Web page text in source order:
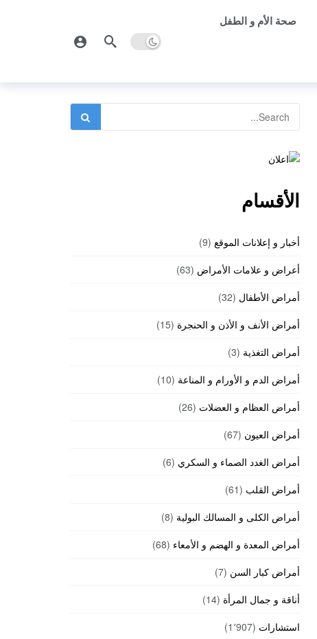
صحة الأم و الطفل
الأقسام
أخبار و إعلانات الموقع (9)
أعراض و علامات الأمراض (63)
أمراض الأطفال (32)
أمراض الأنف و الأذن و الحنجرة (15)
أمراض التغذية (3)
أمراض الدم و الأورام و المناعة (10)
أمراض العظام و العضلات (26)
أمراض العيون (67)
أمراض الغدد الصماء و السكري (6)
أمراض القلب (61)
أمراض الكلى و المسالك البولية (8)
أمراض المعدة و الهضم و الأمعاء (68)
أمراض كبار السن (7)
أناقة و جمال المرأة (14)
استشارات (1٬907)